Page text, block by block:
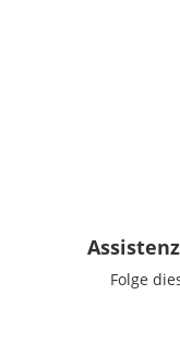
Folge